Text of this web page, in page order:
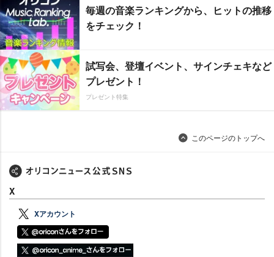
毎週の音楽ランキングから、ヒットの推移
をチェック！
試写会、登壇イベント、サインチェキなど
プレゼント！
プレゼント特集
このページのトップへ
X
Xアカウント